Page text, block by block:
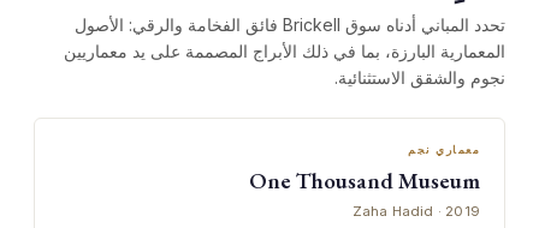
تحدد المباني أدناه سوق Brickell فائق الفخامة والرقي: الأصول
المعمارية البارزة، بما في ذلك الأبراج المصممة على يد معماريين
نجوم والشقق الاستثنائية.
معماري نجم
One Thousand Museum
Zaha Hadid · 2019